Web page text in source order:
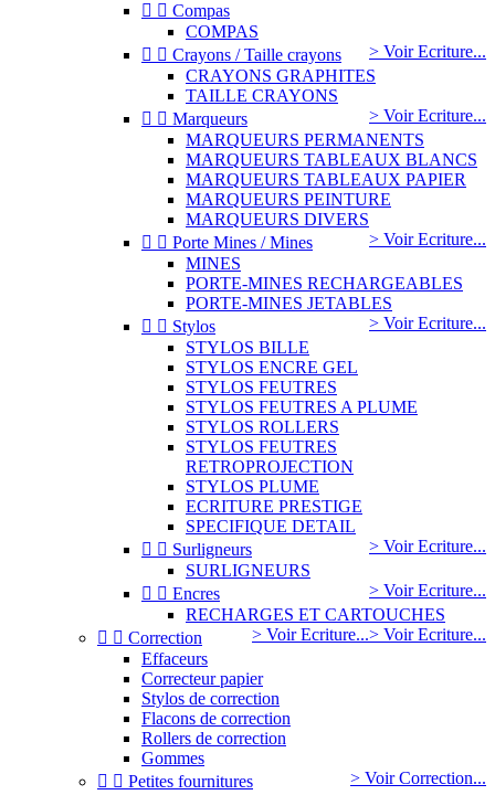
  Compas
COMPAS
> Voir Ecriture...
  Crayons / Taille crayons
CRAYONS GRAPHITES
TAILLE CRAYONS
> Voir Ecriture...
  Marqueurs
MARQUEURS PERMANENTS
MARQUEURS TABLEAUX BLANCS
MARQUEURS TABLEAUX PAPIER
MARQUEURS PEINTURE
MARQUEURS DIVERS
> Voir Ecriture...
  Porte Mines / Mines
MINES
PORTE-MINES RECHARGEABLES
PORTE-MINES JETABLES
> Voir Ecriture...
  Stylos
STYLOS BILLE
STYLOS ENCRE GEL
STYLOS FEUTRES
STYLOS FEUTRES A PLUME
STYLOS ROLLERS
STYLOS FEUTRES
RETROPROJECTION
STYLOS PLUME
ECRITURE PRESTIGE
SPECIFIQUE DETAIL
> Voir Ecriture...
  Surligneurs
SURLIGNEURS
> Voir Ecriture...
  Encres
RECHARGES ET CARTOUCHES
> Voir Ecriture...
> Voir Ecriture...
  Correction
Effaceurs
Correcteur papier
Stylos de correction
Flacons de correction
Rollers de correction
Gommes
> Voir Correction...
  Petites fournitures